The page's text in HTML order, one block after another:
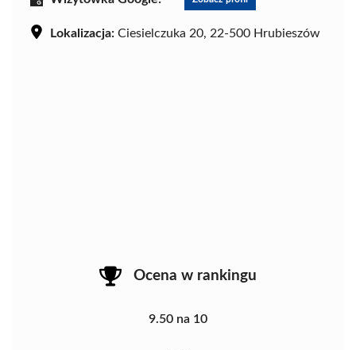
Lokalizacja: Ciesielczuka 20, 22-500 Hrubieszów
Ocena w rankingu
9.50 na 10